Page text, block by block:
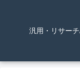
汎用・リサー